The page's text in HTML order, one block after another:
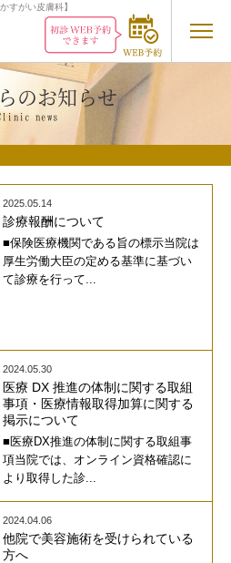
すがい皮膚科】
のお知らせ
news
2025.05.14
診療報酬について
■保険医療機関である旨の標示当院は
厚生労働大臣の定める基準に基づい
て診療を行って...
2024.05.30
医療 DX 推進の体制に関する取組
事項・医療情報取得加算に関する
掲示について
■医療DX推進の体制に関する取組事
項当院では、オンライン資格確認に
より取得した診...
2024.04.06
他院で美容施術を受けられている
方へ